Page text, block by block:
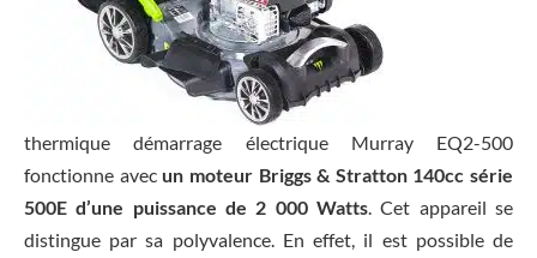
thermique démarrage électrique Murray EQ2-500
fonctionne avecun moteur Briggs & Stratton 140cc série
500E d’une puissance de 2 000 Watts . Cet appareil se
distingue par sa polyvalence. En effet, il est possible de